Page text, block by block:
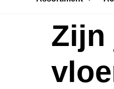
Zijn